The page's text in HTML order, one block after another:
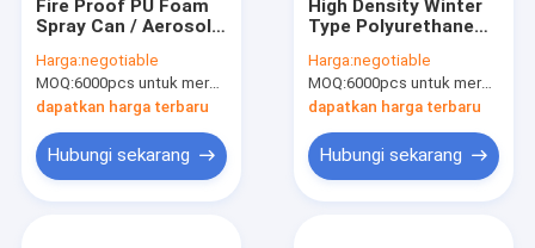
Fire Proof PU Foam
Spray Can / Aerosol
Insulation B2 Grade
Harga:negotiable
MOQ:6000pcs untuk merek Aristo, 15000pcs untuk pelanggan merek
dapatkan harga terbaru
Hubungi sekarang
High Density Winter
Type Polyurethane
dengan Straw / Gun
Nozzle
Harga:negotiable
MOQ:6000pcs untuk merek Aristo, 15000pcs untuk pelanggan merek
dapatkan harga terbaru
Hubungi sekarang